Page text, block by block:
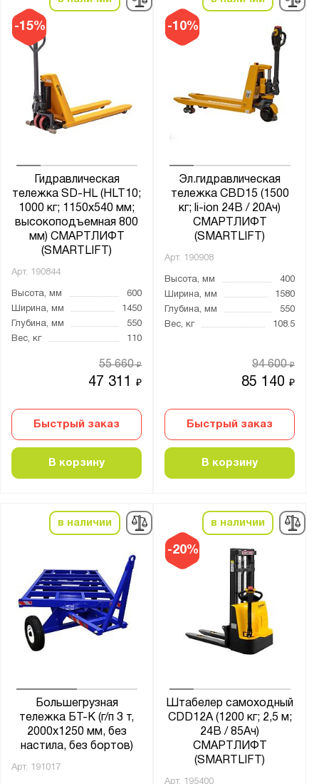
-15%
Гидравлическая
тележка SD-HL (HLT10;
1000 кг; 1150х540 мм;
высокоподъемная 800
мм) СМАРТЛИФТ
(SMARTLIFT)
Арт. 190844
Высота, мм
600
Ширина, мм
1450
Глубина, мм
550
Вес, кг
110
47 311₽
55 660₽
Быстрый заказ
В корзину
-10%
Эл.гидравлическая
тележка CBD15 (1500
кг; li-ion 24В / 20Ач)
СМАРТЛИФТ
(SMARTLIFT)
Арт. 190908
Высота, мм
400
Ширина, мм
1580
Глубина, мм
550
Вес, кг
108.5
85 140₽
94 600₽
Быстрый заказ
В корзину
в наличии
Большегрузная
тележка БТ-К (г/п 3 т,
2000x1250 мм, без
настила, без бортов)
Арт. 191017
-20%
в наличии
Штабелер самоходный
CDD12A (1200 кг; 2,5 м;
24В / 85Ач)
СМАРТЛИФТ
(SMARTLIFT)
Арт. 195400
24V/105Ah
24V/270Ah
24V/400Ah
25
25.6V/30Ah
25.6V/50Ah
25.6V/225Ah
25.6V/230Ah
48V/20Ah
Li-ion
Гелевый
Кислотный
до
Общая высота штабелера, мм:
от до
Страна производства:
Производитель:
Gresson
Версия